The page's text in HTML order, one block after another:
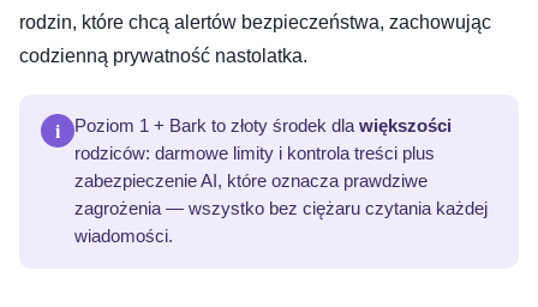
rodzin, które chcą alertów bezpieczeństwa, zachowując
codzienną prywatność nastolatka.
i Poziom 1 + Bark to złoty środek dla większości
rodziców: darmowe limity i kontrola treści plus
zabezpieczenie AI, które oznacza prawdziwe
zagrożenia — wszystko bez ciężaru czytania każdej
wiadomości.